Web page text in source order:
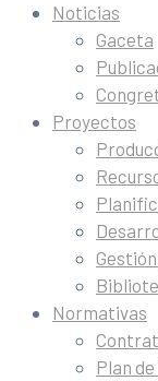
Noticias
Gaceta
Proyectos
Normativas
Plan